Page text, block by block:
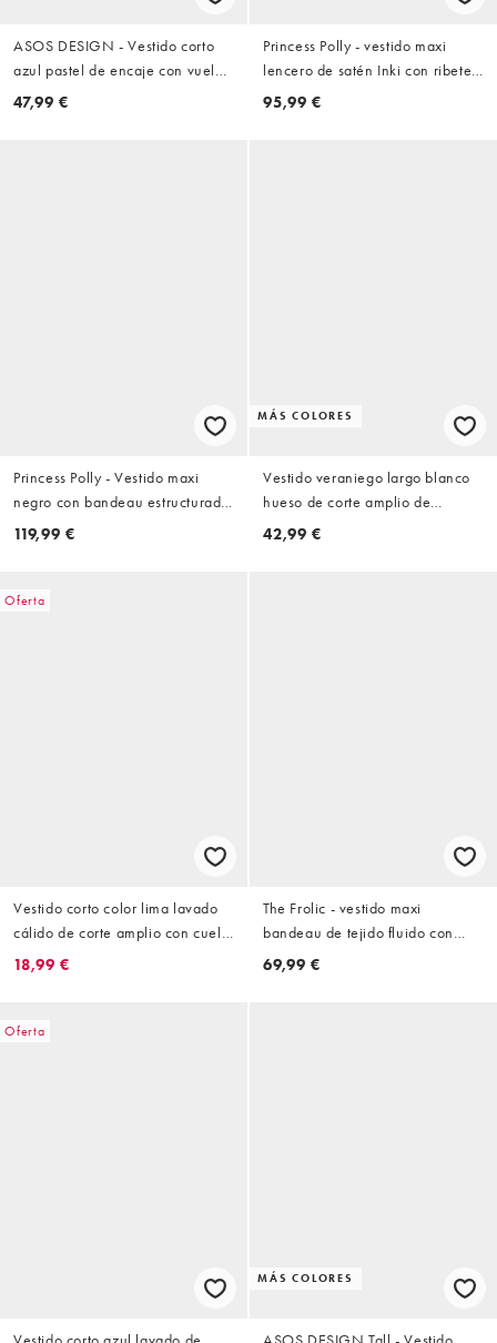
ASOS DESIGN - Vestido corto
azul pastel de encaje con vuelo
en el bajo
47,99 €
Princess Polly - vestido maxi
lencero de satén Inki con ribete
de encaje en contraste y lunares
95,99 €
Princess Polly - Vestido maxi
negro con bandeau estructurado,
encaje y bajo transparente
119,99 €
MÁS COLORES
Vestido veraniego largo blanco
hueso de corte amplio de
popelina con cuello de pico y
42,99 €
Oferta
Vestido corto color lima lavado
cálido de corte amplio con cuello
de pico y capa superior de
18,99 €
The Frolic - vestido maxi
bandeau de tejido fluido con
delantero retorcido, inserciones
69,99 €
Oferta
MÁS COLORES